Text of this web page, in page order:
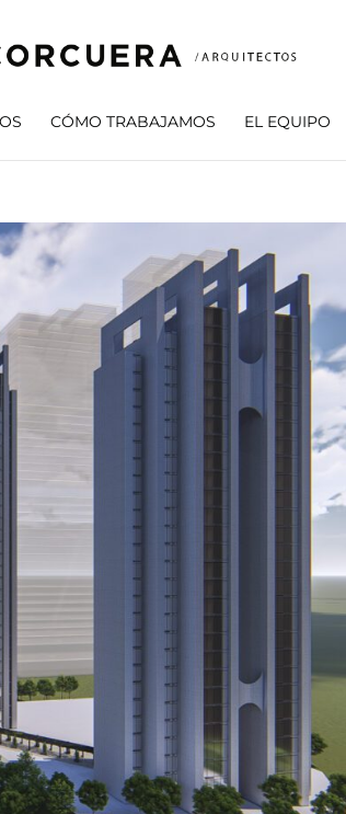
CÓMO TRABAJAMOS EL EQUIPO